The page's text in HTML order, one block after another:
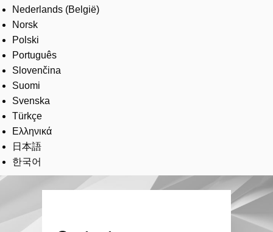
Nederlands (België)
Norsk
Polski
Português
Slovenčina
Suomi
Svenska
Türkçe
Ελληνικά
日本語
한국어